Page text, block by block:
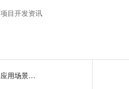
项目开发资讯
芯片封装的各类型、优缺点，应用场景解析